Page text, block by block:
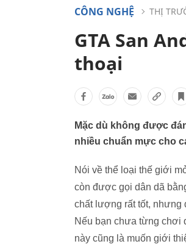
CÔNG NGHỆ THỊ
GTA San
thoại
Mặc dù không được
nhiều chuẩn mực cho
Nói về thể loại thế giới
còn được gọi dân dã
chất lượng rất tốt,
Nếu bạn chưa từng chơi
này cũng là muốn giới